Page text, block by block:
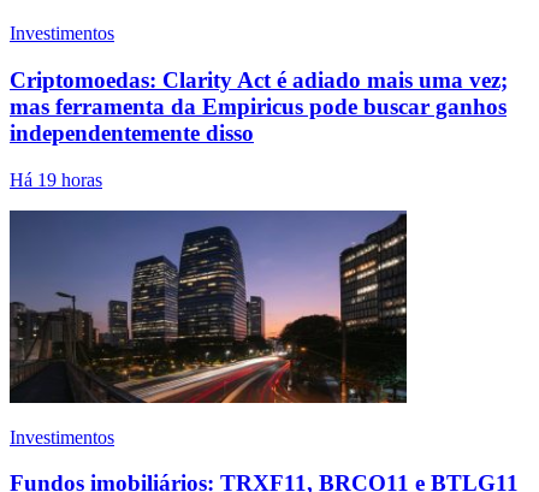
Investimentos
Criptomoedas: Clarity Act é adiado mais uma vez;
mas ferramenta da Empiricus pode buscar ganhos
independentemente disso
Há 19 horas
Investimentos
Fundos imobiliários: TRXF11, BRCO11 e BTLG11